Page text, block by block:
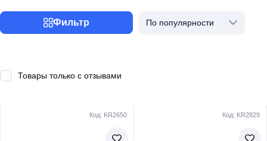
Фильтр По популярности
Товары только с отзывами
Код: KR2650 Код: KR2829